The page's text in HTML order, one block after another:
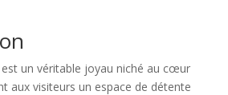
est un véritable joyau niché au cœur
aux visiteurs un espace de détente